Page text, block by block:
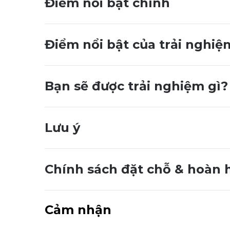
Điểm nổi bật của trải
Bạn sẽ được trải nghiệm gì?
Lưu ý
Chính sách đặt chỗ & hoàn
Cảm nhận